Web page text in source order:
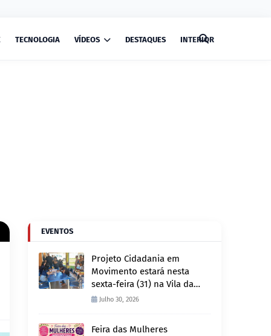
TECNOLOGIA VÍDEOS DESTAQUES INTERIOR
EVENTOS
Projeto Cidadania em
Movimento estará nesta
sexta-feira (31) na Vila da
Penha e sábado (1º) em
Julho 30, 2026
Feira das Mulheres